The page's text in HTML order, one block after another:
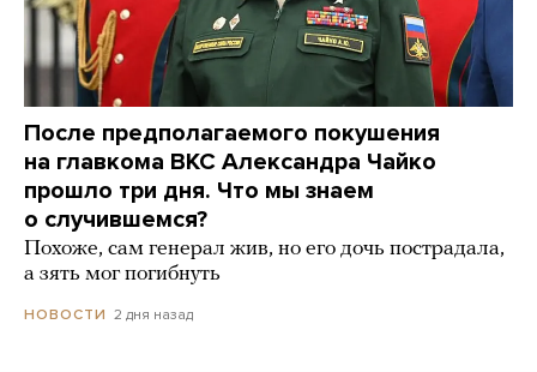
После предполагаемого покушения
на главкома ВКС Александра Чайко
прошло три дня. Что мы знаем
о случившемся?
Похоже, сам генерал жив, но его дочь пострадала,
а зять мог погибнуть
НОВОСТИ 2 дня назад